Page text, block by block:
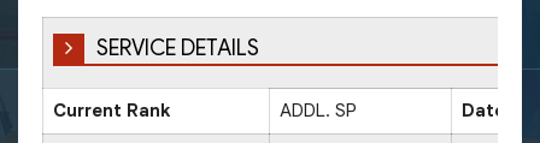
SERVICE DETAILS
Current Rank ADDL. SP Date of